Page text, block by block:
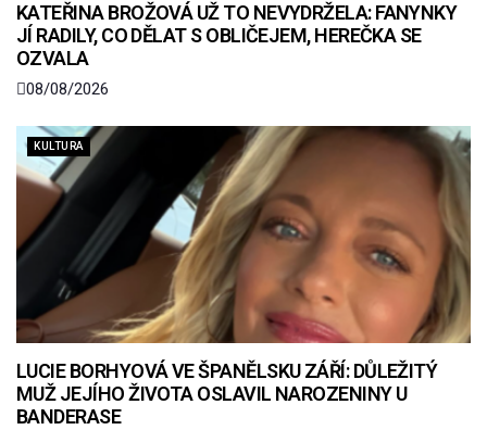
KATEŘINA BROŽOVÁ UŽ TO NEVYDRŽELA: FANYNKY
JÍ RADILY, CO DĚLAT S OBLIČEJEM, HEREČKA SE
OZVALA
08/08/2026
KULTURA
LUCIE BORHYOVÁ VE ŠPANĚLSKU ZÁŘÍ: DŮLEŽITÝ
MUŽ JEJÍHO ŽIVOTA OSLAVIL NAROZENINY U
BANDERASE